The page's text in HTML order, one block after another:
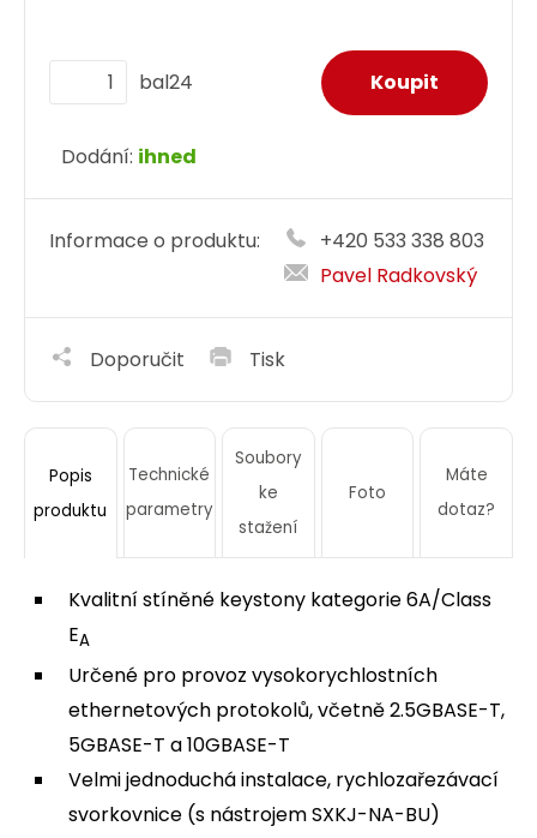
bal24
Dodání: ihned
Informace o produktu:
+420 533 338 803
Pavel Radkovský
Doporučit Tisk
Popis
produktu
Technické
parametry
Soubory
ke
stažení
Foto
Máte
dotaz?
Kvalitní stíněné keystony kategorie 6A/Class
EA
Určené pro provoz vysokorychlostních
ethernetových protokolů, včetně 2.5GBASE-T,
5GBASE-T a 10GBASE-T
Velmi jednoduchá instalace, rychlozařezávací
svorkovnice (s nástrojem SXKJ-NA-BU)